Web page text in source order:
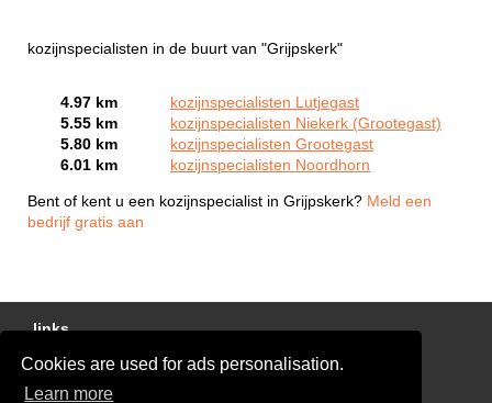
Cookies are used for ads personalisation.
Learn more
kozijnspecialisten in de buurt van "Grijpskerk"
4.97 km
kozijnspecialisten Lutjegast
5.55 km
kozijnspecialisten Niekerk (Grootegast)
5.80 km
kozijnspecialisten Grootegast
6.01 km
kozijnspecialisten Noordhorn
Bent of kent u een kozijnspecialist in Grijpskerk? Meld een
bedrijf gratis aan
links
Gratis Offertes Vergelijken